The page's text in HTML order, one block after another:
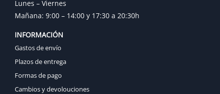
Lunes – Viernes
Mañana: 9:00 – 14:00 y 17:30 a 20:30h
INFORMACIÓN
Gastos de envío
Plazos de entrega
Formas de pago
Cambios y devolouciones